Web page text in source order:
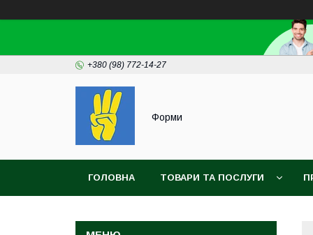
+380 (98) 772-14-27
Форми
ГОЛОВНА ТОВАРИ ТА ПОСЛУГИ